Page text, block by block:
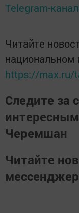
Telegram-
Читайте
https://max.ru/
Следите
Черемшан
Читайте